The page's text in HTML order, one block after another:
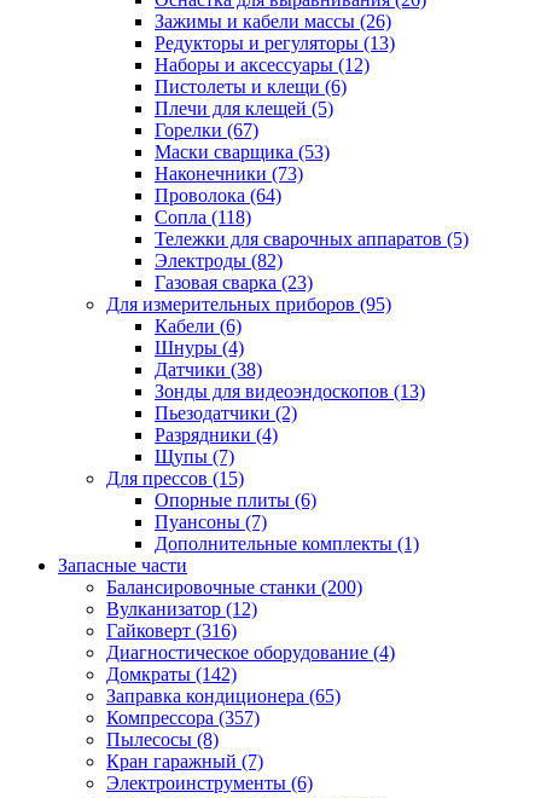
Зажимы и кабели массы (26)
Редукторы и регуляторы (13)
Наборы и аксессуары (12)
Пистолеты и клещи (6)
Плечи для клещей (5)
Горелки (67)
Маски сварщика (53)
Наконечники (73)
Проволока (64)
Сопла (118)
Тележки для сварочных аппаратов (5)
Электроды (82)
Газовая сварка (23)
Для измерительных приборов (95)
Кабели (6)
Шнуры (4)
Датчики (38)
Зонды для видеоэндоскопов (13)
Пьезодатчики (2)
Разрядники (4)
Щупы (7)
Для прессов (15)
Опорные плиты (6)
Пуансоны (7)
Дополнительные комплекты (1)
Запасные части
Балансировочные станки (200)
Вулканизатор (12)
Гайковерт (316)
Диагностическое оборудование (4)
Домкраты (142)
Заправка кондиционера (65)
Компрессора (357)
Пылесосы (8)
Кран гаражный (7)
Электроинструменты (6)